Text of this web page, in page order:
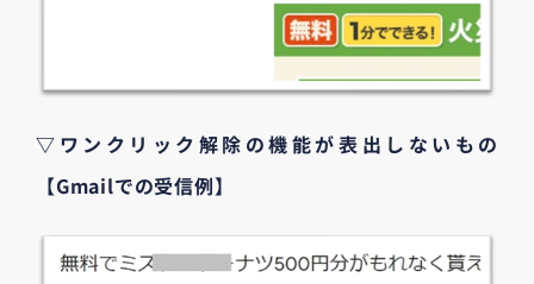
▽ワンクリック解除の機能が表出しないもの
【Gmailでの受信例】